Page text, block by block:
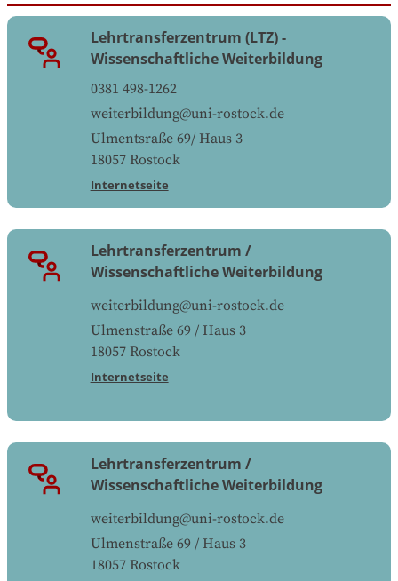
Lehrtransferzentrum (LTZ) -
Wissenschaftliche Weiterbildung
0381 498-1262
weiterbildung@uni-rostock.de
Ulmentsraße 69/ Haus 3
18057 Rostock
Internetseite
Lehrtransferzentrum /
Wissenschaftliche Weiterbildung
weiterbildung@uni-rostock.de
Ulmenstraße 69 / Haus 3
18057 Rostock
Internetseite
Lehrtransferzentrum /
Wissenschaftliche Weiterbildung
weiterbildung@uni-rostock.de
Ulmenstraße 69 / Haus 3
18057 Rostock